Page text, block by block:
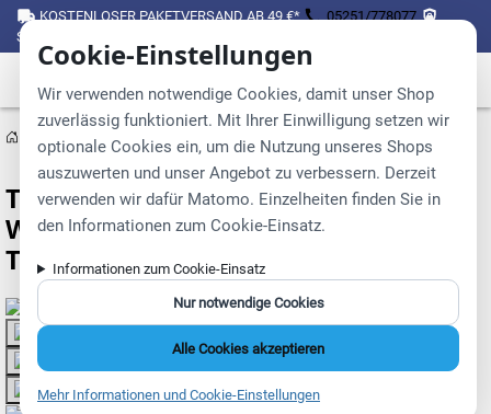
Cookie-Einstellungen
Wir verwenden notwendige Cookies, damit unser Shop
zuverlässig funktioniert. Mit Ihrer Einwilligung setzen wir
optionale Cookies ein, um die Nutzung unseres Shops
auszuwerten und unser Angebot zu verbessern. Derzeit
verwenden wir dafür Matomo. Einzelheiten finden Sie in
den Informationen zum Cookie-Einsatz.
Informationen zum Cookie-Einsatz
Nur notwendige Cookies
Alle Cookies akzeptieren
Mehr Informationen und Cookie-Einstellungen
KOSTENLOSER PAKETVERSAND AB 49 €*
05251/778077
SICHER EINKAUFEN ÜBER SSL
TheraBand® Loop:
Widerstandsschlaufen für effektives
Training